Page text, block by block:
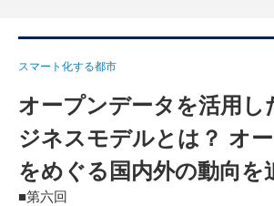
スマート化する都市
オープンデータを活用し
ジネスモデルとは？ オ
をめぐる国内外の動向を
■第六回